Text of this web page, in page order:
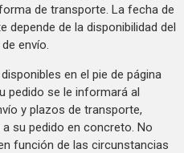
de transporte. La fecha de
depende de la disponibilidad del
envío.
en el pie de página
pedido se le informará al
y plazos de transporte,
su pedido en concreto. No
función de las circunstancias